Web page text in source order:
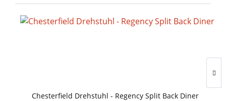
Chesterfield Drehstuhl - Regency Split Back Diner